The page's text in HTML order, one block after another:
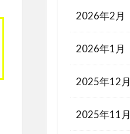
2026年2月
2026年1月
2025年12月
2025年11月